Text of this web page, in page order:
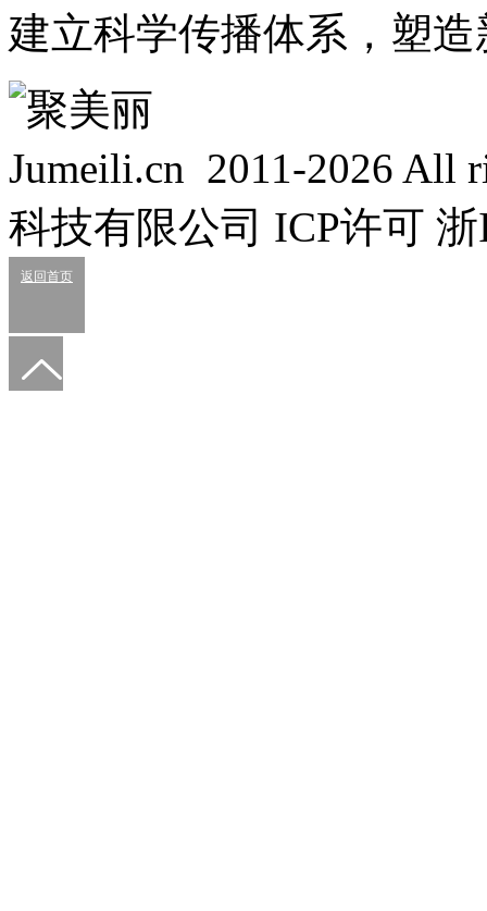
建立科学传播体系，塑
Jumeili.cn 2011-2026 All
科技有限公司 ICP许可
返回首页